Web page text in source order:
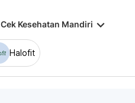
Cek Kesehatan Mandiri keyboard_arrow_down
Halofit